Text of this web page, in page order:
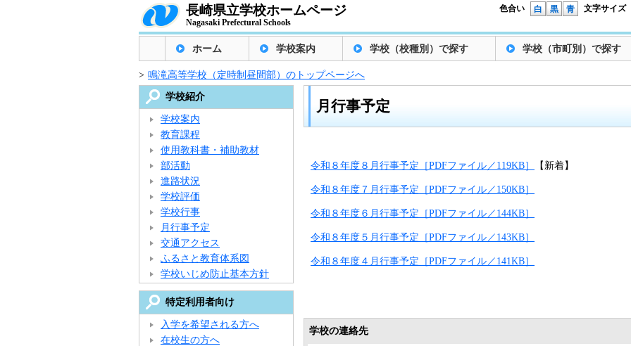
長崎県立学校ホームページ
Nagasaki Prefectural Schools
文字サイズ
色合い 白 黒 青
ホーム 学校案内 学校（校種別）で探す 学校（市町別）で探す
> 鳴滝高等学校（定時制昼間部）のトップページへ
月行事予定
令和８年度８月行事予定［PDFファイル／119KB］ 【新着】
令和８年度７月行事予定［PDFファイル／150KB］
令和８年度６月行事予定［PDFファイル／144KB］
令和８年度５月行事予定［PDFファイル／143KB］
令和８年度４月行事予定［PDFファイル／141KB］
学校の連絡先
学校紹介
学校案内
教育課程
使用教科書・補助教材
部活動
進路状況
学校評価
学校行事
月行事予定
交通アクセス
ふるさと教育体系図
学校いじめ防止基本方針
特定利用者向け
入学を希望される方へ
在校生の方へ